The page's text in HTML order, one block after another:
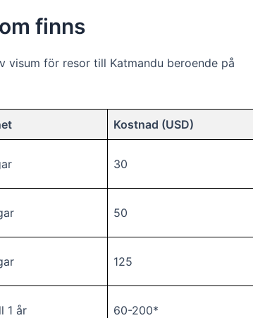
finns
visum för resor till Katmandu beroende på
Kostnad (USD)
30
50
125
1 år 60-200*